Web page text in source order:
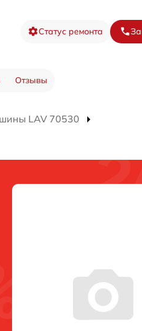
Статус ремонта
Отзывы
LAV 70530